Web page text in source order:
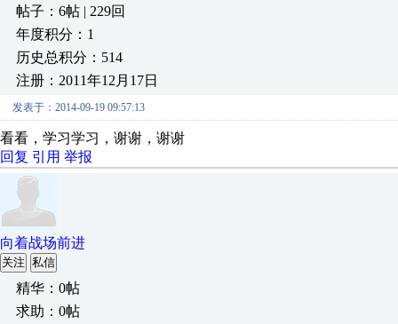
帖子：6帖 | 229回
年度积分：1
历史总积分：514
注册：2011年12月17日
发表于：2014-09-19 09:57:13
看看，学习学习，谢谢，谢谢
回复 引用 举报
向着战场前进
关注 私信
精华：0帖
求助：0帖